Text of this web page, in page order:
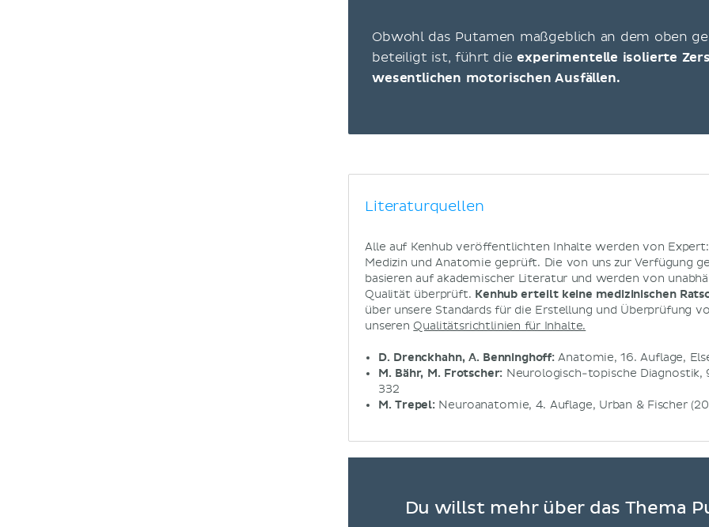
Obwohl das Putamen maßgeblich an dem oben
beteiligt ist, führt dieexperimentelle isolierte
wesentlichen motorischen Ausfällen.
Literaturquellen
Alle auf Kenhub veröffentlichten Inhalte werden von
Medizin und Anatomie geprüft. Die von uns zur Verfügung
basieren auf akademischer Literatur und werden von
Qualität überprüft. Kenhub erteilt keine medizinischen
über unsere Standards für die Erstellung und Überprüfung
unseren Qualitätsrichtlinien für Inhalte.
D. Drenckhahn, A. Benninghoff: Anatomie, 16. Auflage,
M. Bähr, M. Frotscher: Neurologisch-topische Diagnostik,
332
M. Trepel: Neuroanatomie, 4. Auflage, Urban & Fischer
Du willst mehr über das Thema